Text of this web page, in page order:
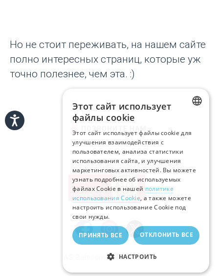
Но не стоит переживать, на нашем сайте
полно интересных страниц, которые уж
точно полезнее, чем эта. :)
Моб.: 29-333-333
AS Balticom © 1999—2026
ENGLISH
Этот сайт использует
файлы cookie
Этот сайт использует файлы cookie для
улучшения взаимодействия с
пользователем, анализа статистики
использования сайта, и улучшения
маркетинговых активностей. Вы можете
узнать подробнее об используемых
файлах Cookie в нашей политике
использования Cookie, а также можете
настроить использование Cookie под
свои нужды.
ПРИНЯТЬ ВСЕ ОТКЛОНИТЬ ВСЕ
НАСТРОИТЬ